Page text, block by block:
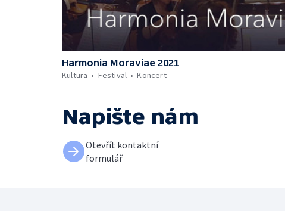
Harmonia Moraviae 2021
Kultura
Festival Koncert
Napište nám
Otevřít kontaktní
formulář